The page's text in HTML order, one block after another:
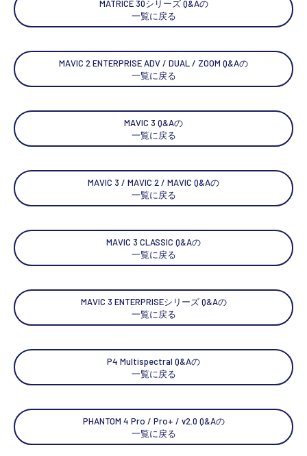
MATRICE 30シリーズ Q&Aの
一覧に戻る
MAVIC 2 ENTERPRISE ADV / DUAL / ZOOM Q&Aの
一覧に戻る
MAVIC 3 Q&Aの
一覧に戻る
MAVIC 3 / MAVIC 2 / MAVIC Q&Aの
一覧に戻る
MAVIC 3 CLASSIC Q&Aの
一覧に戻る
MAVIC 3 ENTERPRISEシリーズ Q&Aの
一覧に戻る
P4 Multispectral Q&Aの
一覧に戻る
PHANTOM 4 Pro / Pro+ / v2.0 Q&Aの
一覧に戻る